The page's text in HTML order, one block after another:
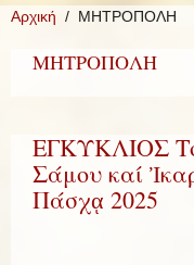
Αρχική ΜΗΤΡΟΠΟΛΗ
ΜΗΤΡΟΠΟΛΗ
ΕΓΚΥΚΛΙΟΣ
Σάμου καί
Πάσχᾳ 2025